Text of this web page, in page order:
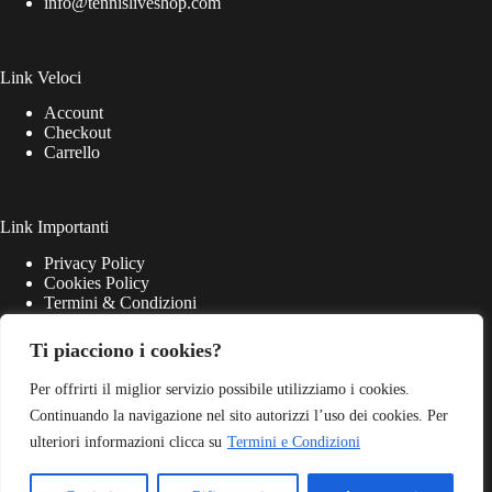
Ti piacciono i cookies?
Per offrirti il miglior servizio possibile utilizziamo i cookies.
Continuando la navigazione nel sito autorizzi l’uso dei cookies. Per
ulteriori informazioni clicca su Termini e Condizioni
Link Veloci
Account
Checkout
Carrello
Link Importanti
Privacy Policy
Cookies Policy
Termini & Condizioni